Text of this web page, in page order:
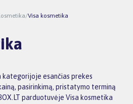
/Visa kosmetika
kategorijoje esančias prekes
pasirinkimą, pristatymo terminą
parduotuvėje Visa kosmetika